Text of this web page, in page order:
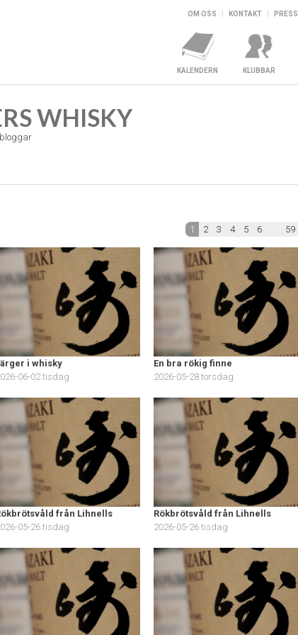
OM OSS KONTAKT PRESS
KALENDERN KLUBBAR
WHISKY
1 2 3 4 5 6 ... 59
i whisky
06-02 tisdag
En bra rökig finne
2026-05-28 torsdag
från Lihnells
05-26 tisdag
Rökbrötsvåld från Lihnells
2026-05-26 tisdag